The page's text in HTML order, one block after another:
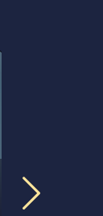
Auditoria